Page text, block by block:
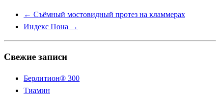
← Съёмный мостовидный протез на кламмерах
Индекс Пона →
Свежие записи
Берлитион® 300
Тиамин